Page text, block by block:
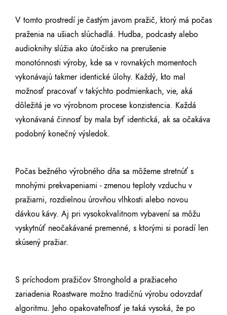
V tomto prostredí je častým javom pražič, ktorý má počas
praženia na ušiach slúchadlá. Hudba, podcasty alebo
audioknihy slúžia ako útočisko na prerušenie
monotónnosti výroby, kde sa v rovnakých momentoch
vykonávajú takmer identické úlohy. Každý, kto mal
možnosť pracovať v takýchto podmienkach, vie, aká
dôležitá je vo výrobnom procese konzistencia. Každá
vykonávaná činnosť by mala byť identická, ak sa očakáva
podobný konečný výsledok.
Počas bežného výrobného dňa sa môžeme stretnúť s
mnohými prekvapeniami - zmenou teploty vzduchu v
pražiarni, rozdielnou úrovňou vlhkosti alebo novou
dávkou kávy. Aj pri vysokokvalitnom vybavení sa môžu
vyskytnúť neočakávané premenné, s ktorými si poradí len
skúsený pražiar.
S príchodom pražičov Stronghold a pražiaceho
zariadenia Roastware možno tradičnú výrobu odovzdať
algoritmu. Jeho opakovateľnosť je taká vysoká, že po